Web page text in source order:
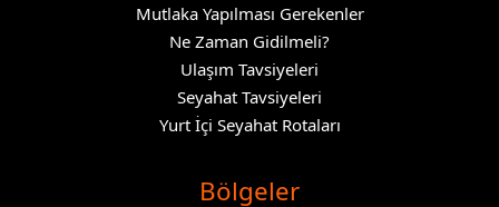
Mutlaka Yapılması Gerekenler
Ne Zaman Gidilmeli?
Ulaşım Tavsiyeleri
Seyahat Tavsiyeleri
Yurt İçi Seyahat Rotaları
Bölgeler